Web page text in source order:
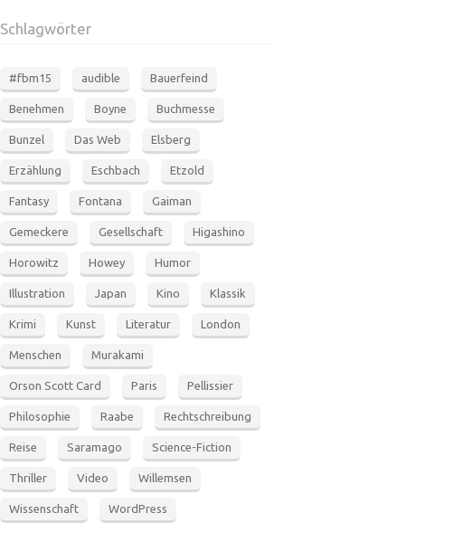
Schlagwörter
#fbm15 audible Bauerfeind
Benehmen Boyne Buchmesse
Bunzel Das Web Elsberg
Erzählung Eschbach Etzold
Fantasy Fontana Gaiman
Gemeckere Gesellschaft Higashino
Horowitz Howey Humor
Illustration Japan Kino Klassik
Krimi Kunst Literatur London
Menschen Murakami
Orson Scott Card Paris Pellissier
Philosophie Raabe Rechtschreibung
Reise Saramago Science-Fiction
Thriller Video Willemsen
Wissenschaft WordPress